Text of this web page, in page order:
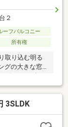
２
ーフバルコニー
所有権
取り込む明る
グの大きな窓か
です【設備】
キー（カードや
コニー（水栓
センサー付き
で徒歩３分。
3SLDK